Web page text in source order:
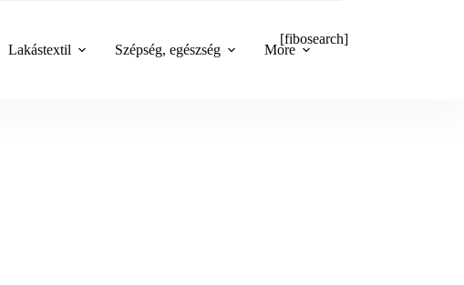
Lakástextil Szépség, egészség More
[fibosearch]